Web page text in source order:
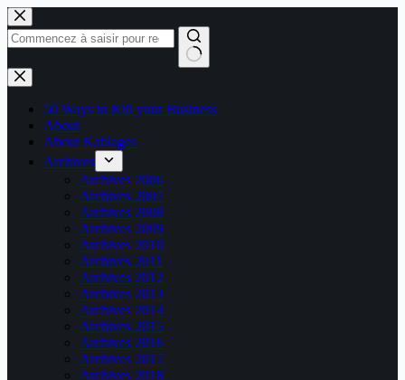
Passer
au
contenu
Aucun
résultat
50 Ways to Kill your Business
About
About Kablages
Archives
Archives 2006
Archives 2007
Archives 2008
Archives 2009
Archives 2010
Archives 2011
Archives 2012
Archives 2013
Archives 2014
Archives 2015
Archives 2016
Archives 2017
Archives 2018